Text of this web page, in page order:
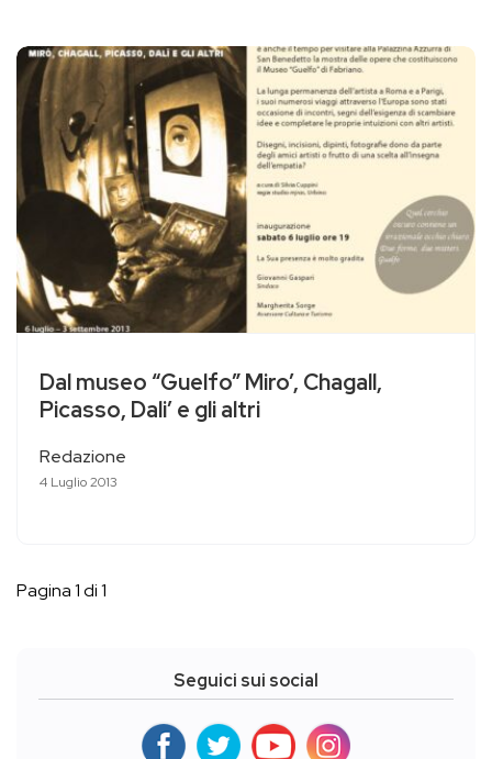
Dal museo “Guelfo” Miro’, Chagall,
Picasso, Dali’ e gli altri
Redazione
4 Luglio 2013
Pagina 1 di 1
Seguici sui social